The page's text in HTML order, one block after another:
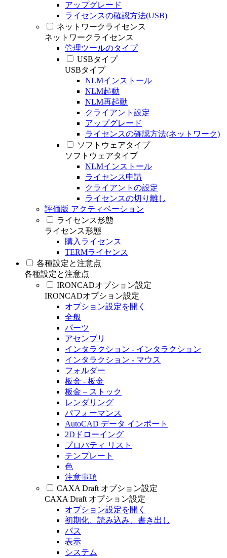
アップグレード
ライセンスの確認方法(USB)
ネットワークライセンス
ネットワークライセンス
管理ツールのタイプ
USBタイプ
USBタイプ
NLMインストール
NLM起動
NLM再起動
クライアント設定
アップグレード
ライセンスの確認方法(ネットワーク)
ソフトウェアタイプ
ソフトウェアタイプ
NLMインストール
ライセンス申請
クライアントの設定
ライセンスの切り離し
評価版 アクティベーション
ライセンス形態
ライセンス形態
購入ライセンス
TERMライセンス
各種設定と注意点
各種設定と注意点
IRONCADオプション設定
IRONCADオプション設定
オプション設定を開く
全般
パーツ
アセンブリ
インタラクション - インタラクション
インタラクション - マウス
フォルダー
板金 - 板金
板金 – ストック
レンダリング
パフォーマンス
AutoCAD データ インポート
2Dドローイング
プロパティ リスト
テンプレート
色
注意事項
CAXA Draft オプション設定
CAXA Draft オプション設定
オプション設定を開く
初期化、読み込み、書き出し
パス
表示
システム